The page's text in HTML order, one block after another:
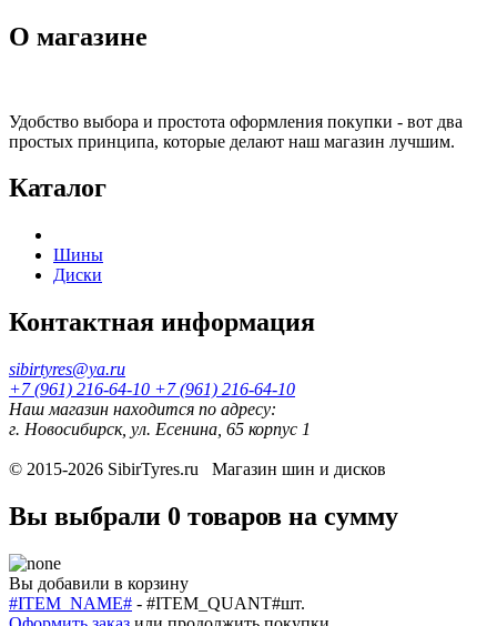
О магазине
Удобство выбора и простота оформления покупки - вот два
простых принципа, которые делают наш магазин лучшим.
Каталог
Шины
Диски
Контактная информация
sibirtyres@ya.ru
+7 (961) 216-64-10 +7 (961) 216-64-10
Наш магазин находится по адресу:
г. Новосибирск, ул. Есенина, 65 корпус 1
© 2015-2026 SibirTyres.ru Магазин шин и дисков
Вы выбрали 0 товаров на сумму
Вы добавили в корзину
#ITEM_NAME# - #ITEM_QUANT#шт.